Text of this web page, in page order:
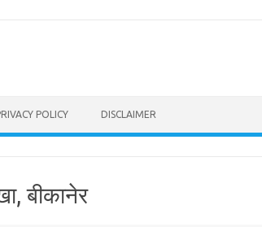
POLICY DISCLAIMER
बीकानेर